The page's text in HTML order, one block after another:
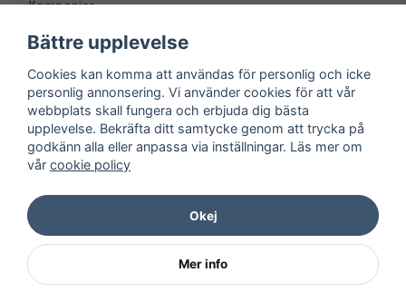
Kampanjer
© Copyright 1997-2026
Bättre upplevelse
Cookies kan komma att användas för personlig och icke
personlig annonsering. Vi använder cookies för att vår
webbplats skall fungera och erbjuda dig bästa
upplevelse. Bekräfta ditt samtycke genom att trycka på
godkänn alla eller anpassa via inställningar. Läs mer om
vår cookie policy
Okej
Mer info